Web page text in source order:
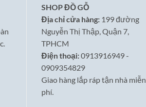
SHOP ĐỒ GỖ
Địa chỉ cửa hàng:199 đường
Nguyễn Thị Thập, Quận 7,
TPHCM
Điện thoại:0913916949 -
0909354829
Giao hàng lắp ráp tận nhà miễn
phí.